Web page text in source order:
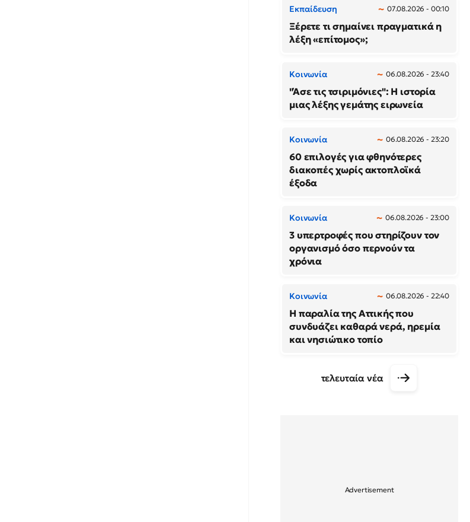
Εκπαίδευση 07.08.2026 - 00:10
Ξέρετε τι σημαίνει πραγματικά η
λέξη «επίτομος»;
Κοινωνία 06.08.2026 - 23:40
"Άσε τις τσιριμόνιες": Η ιστορία
μιας λέξης γεμάτης ειρωνεία
Κοινωνία 06.08.2026 - 23:20
60 επιλογές για φθηνότερες
διακοπές χωρίς ακτοπλοϊκά
έξοδα
Κοινωνία 06.08.2026 - 23:00
3 υπερτροφές που στηρίζουν τον
οργανισμό όσο περνούν τα
χρόνια
Κοινωνία 06.08.2026 - 22:40
Η παραλία της Αττικής που
συνδυάζει καθαρά νερά, ηρεμία
και νησιώτικο τοπίο
τελευταία νέα